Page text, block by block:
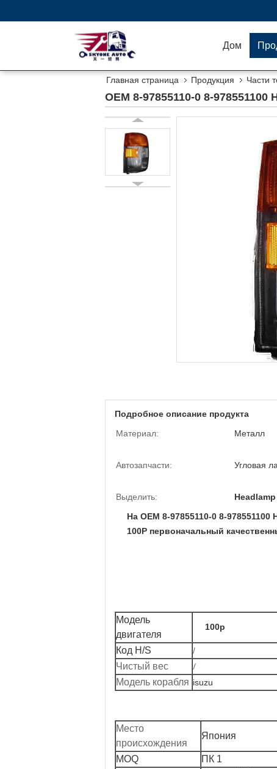
Дом
Главная страница Продукция Части
OEM 8-97855110-0 8-
Подробное описание продукта
Материал:
Металл
Автозапчасти: Угловая
Выделить:
На OEM 8-97855110-0 8-978551100
100P первоначальный
Модель
двигателя
100p
Код H/S /
Чистый вес /
Модель корабля isuzu
Место
происхождения
Япония
MOQ
ПК 1